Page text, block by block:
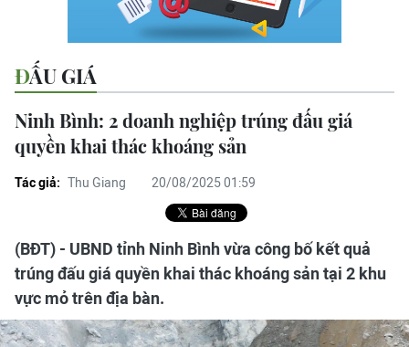
ĐẤU GIÁ
Ninh Bình: 2 doanh nghiệp trúng đấu giá
quyền khai thác khoáng sản
Tác giả: Thu Giang 20/08/2025 01:59
(BĐT) - UBND tỉnh Ninh Bình vừa công bố kết quả
trúng đấu giá quyền khai thác khoáng sản tại 2 khu
vực mỏ trên địa bàn.